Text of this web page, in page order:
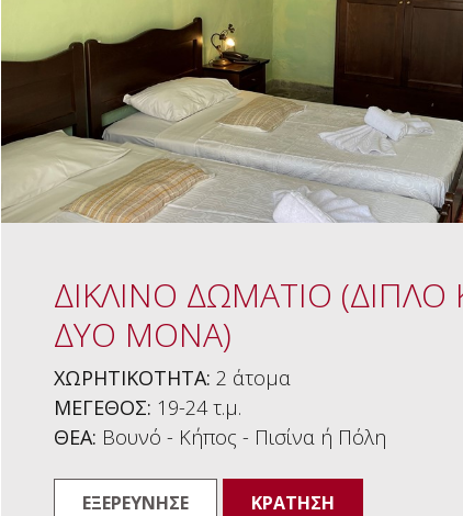
ΔΙΚΛΙΝΟ ΔΩΜΑΤΙΟ (ΔΙΠΛΟ
ΔΥΟ ΜΟΝΑ)
ΧΩΡΗΤΙΚΟΤΗΤΑ: 2 άτομα
ΜΕΓΕΘΟΣ: 19-24 τ.μ.
ΘΕΑ: Βουνό - Κήπος - Πισίνα ή Πόλη
ΕΞΕΡΕΥΝΗΣΕ ΚΡΑΤΗΣΗ